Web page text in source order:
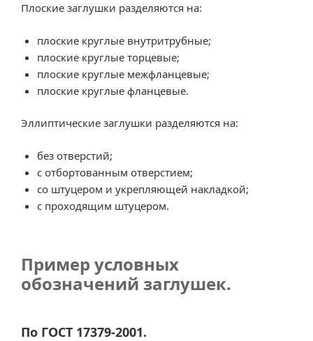
Плоские заглушки разделяются на:
плоские круглые внутритрубные;
плоские круглые торцевые;
плоские круглые межфланцевые;
плоские круглые фланцевые.
Эллиптические заглушки разделяются на:
без отверстий;
с отбортованным отверстием;
со штуцером и укрепляющей накладкой;
с проходящим штуцером.
Пример условных
обозначений заглушек.
По ГОСТ 17379-2001.